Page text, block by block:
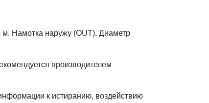
Намотка наружу (OUT). Диаметр
производителем
к истиранию, воздействию